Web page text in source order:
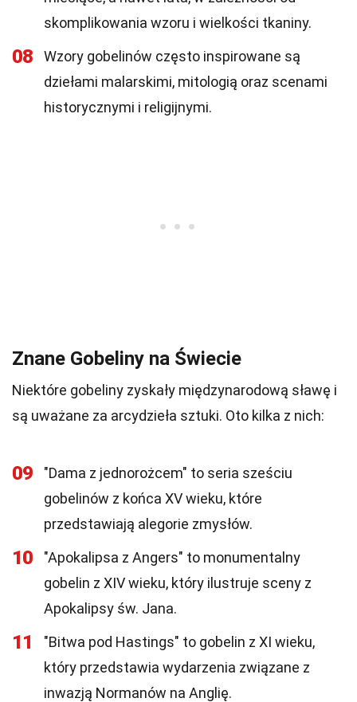
skomplikowania wzoru i wielkości tkaniny.
08
Wzory gobelinów często inspirowane są
dziełami malarskimi, mitologią oraz scenami
historycznymi i religijnymi.
Znane Gobeliny na Świecie
Niektóre gobeliny zyskały międzynarodową sławę i
są uważane za arcydzieła sztuki. Oto kilka z nich:
09
"Dama z jednorożcem" to seria sześciu
gobelinów z końca XV wieku, które
przedstawiają alegorie zmysłów.
10
"Apokalipsa z Angers" to monumentalny
gobelin z XIV wieku, który ilustruje sceny z
Apokalipsy św. Jana.
11
"Bitwa pod Hastings" to gobelin z XI wieku,
który przedstawia wydarzenia związane z
inwazją Normanów na Anglię.